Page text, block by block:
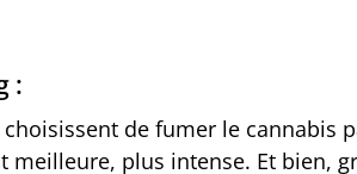
:
de fumer le cannabis
meilleure, plus intense. Et bien,